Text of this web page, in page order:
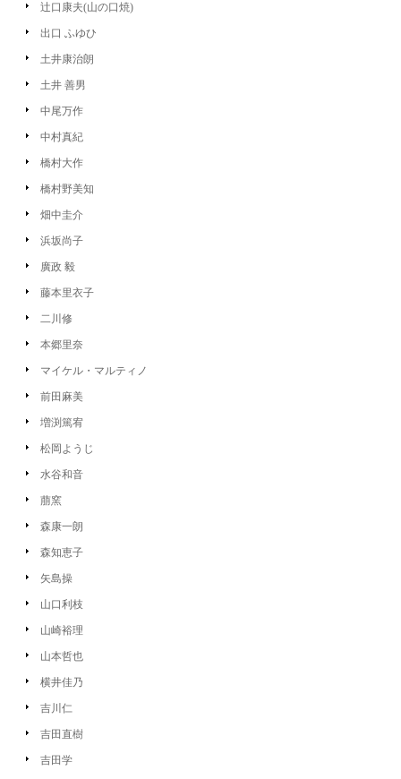
辻口康夫(山の口焼)
出口 ふゆひ
土井康治朗
土井 善男
中尾万作
中村真紀
橋村大作
橋村野美知
畑中圭介
浜坂尚子
廣政 毅
藤本里衣子
二川修
本郷里奈
マイケル・マルティノ
前田麻美
増渕篤宥
松岡ようじ
水谷和音
萠窯
森康一朗
森知恵子
矢島操
山口利枝
山崎裕理
山本哲也
横井佳乃
吉川仁
吉田直樹
吉田学